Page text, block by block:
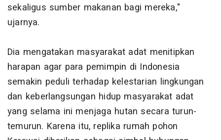
sekaligus sumber makanan bagi mereka,"
ujarnya.
Dia mengatakan masyarakat adat menitipkan
harapan agar para pemimpin di Indonesia
semakin peduli terhadap kelestarian lingkungan
dan keberlangsungan hidup masyarakat adat
yang selama ini menjaga hutan secara turun-
temurun. Karena itu, replika rumah pohon